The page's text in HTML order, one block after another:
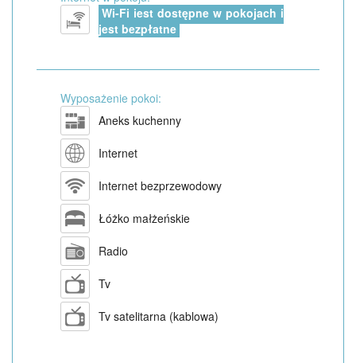
Wi-Fi jest dostępne w pokojach i
jest bezpłatne
Wyposażenie pokoi:
Aneks kuchenny
Internet
Internet bezprzewodowy
Łóżko małżeńskie
Radio
Tv
Tv satelitarna (kablowa)